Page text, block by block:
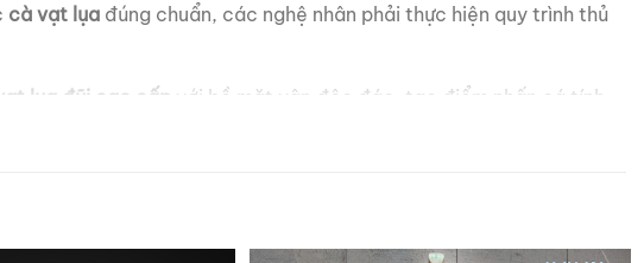
cà vạt lụa đúng chuẩn, các nghệ nhân phải thực hiện quy trình thủ
lụa đũi cao cấp với bề mặt vân độc đáo, tạo điểm nhấn cá tính